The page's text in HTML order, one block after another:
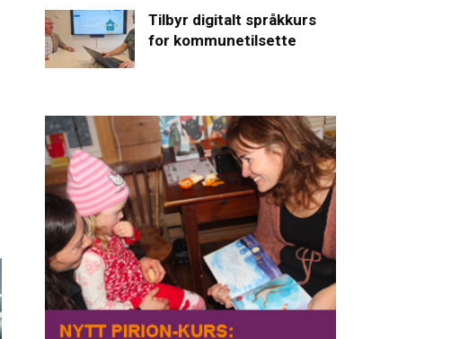
Tilbyr digitalt språkkurs
for kommunetilsette